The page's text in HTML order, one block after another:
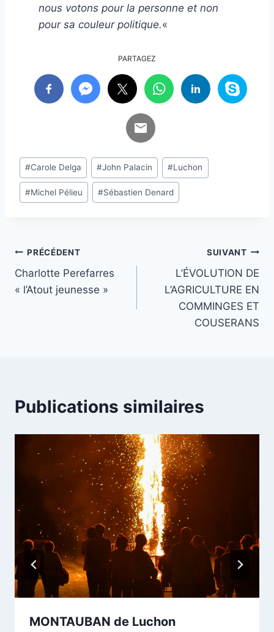
nous votons pour la personne et non
pour sa couleur politique.«
PARTAGEZ
Étiquettes
de
la
#Carole Delga #John Palacin #Luchon
#Michel Pélieu #Sébastien Denard
Navigation
de
PRÉCÉDENT
Charlotte Perefarres
« l’Atout jeunesse »
SUIVANT
L’ÉVOLUTION DE
L’AGRICULTURE EN
COMMINGES ET
COUSERANS
Publications similaires
MONTAUBAN de Luchon